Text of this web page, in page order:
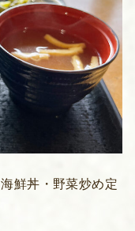
鮮丼・野菜炒め定